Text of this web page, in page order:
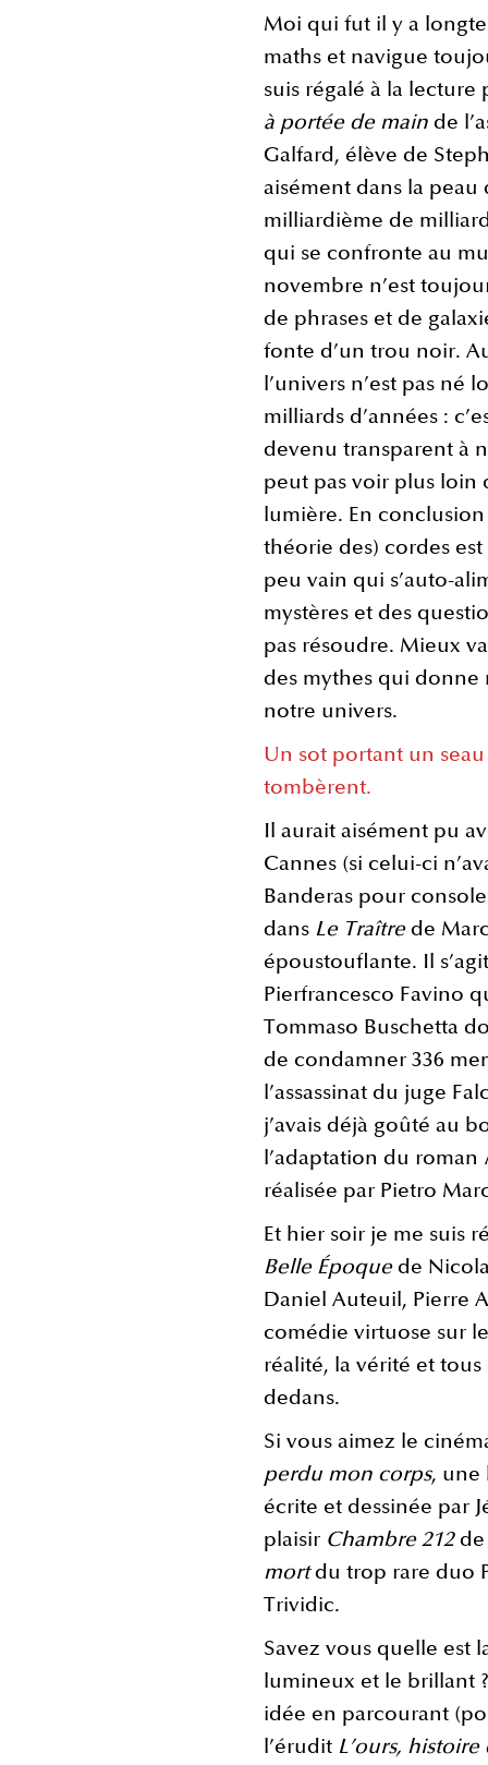
Moi qui fut il y a
maths et navigue
suis régalé à la
à portée de main de
Galfard, élève de
aisément dans la
milliardième de
qui se confronte au
novembre n’est
de phrases et de
fonte d’un trou noir.
l’univers n’est pas né
milliards d’années :
devenu transparent à
peut pas voir plus loin
lumière. En
théorie des) cordes
peu vain qui s’auto-
mystères et des
pas résoudre. Mieux
des mythes qui donne
notre univers.
Un sot portant un
tombèrent.
Il aurait aisément pu
Cannes (si celui-ci
Banderas pour
dans Le Traîtrede
époustouflante. Il
Pierfrancesco Favino
Tommaso Buschetta
de condamner 336
l’assassinat du juge
j’avais déjà goûté au
l’adaptation du roman
réalisée par Pietro
Et hier soir je me suis
Belle Époquede
Daniel Auteuil, Pierre
comédie virtuose sur
réalité, la vérité et tous
dedans.
Si vous aimez le
perdu mon corps, une
écrite et dessinée par
plaisir Chambre 212de
mortdu trop rare duo
Trividic.
Savez vous quelle est
lumineux et le brillant
idée en parcourant
l’érudit L’ours,